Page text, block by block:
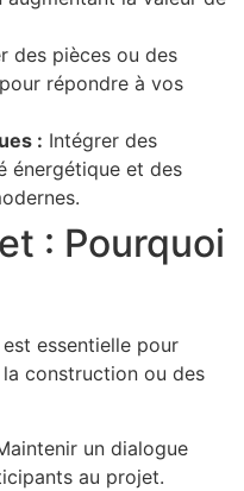
des pièces ou des
répondre à vos
: Intégrer des
énergétique et des
: Pourquoi
essentielle pour
construction ou des
un dialogue
au projet.